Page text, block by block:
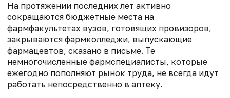
На протяжении последних лет активно
сокращаются бюджетные места на
фармфакультетах вузов, готовящих провизоров,
закрываются фармколледжи, выпускающие
фармацевтов, сказано в письме. Те
немногочисленные фармспециалисты, которые
ежегодно пополняют рынок труда, не всегда идут
работать непосредственно в аптеку.